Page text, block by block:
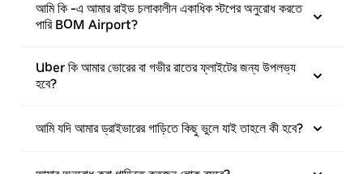
আমি কি -এ আমার রাইড চলাকালীন একাধিক স্টপের অনুরোধ করতে
পারি BOM Airport?
Uber কি আমার ভোরের বা গভীর রাতের ফ্লাইটের জন্য উপলভ্য
হবে?
আমি যদি আমার ড্রাইভারের গাড়িতে কিছু ভুলে যাই তাহলে কী হবে?